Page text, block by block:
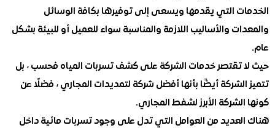
التي يقدمها ويسعى إلى توفيرها بكافة الوسائل
والأساليب اللازمة والمناسبة سواء للعميل أو للبيئة بشكل
تقتصر خدمات الشركة على كشف تسربات المياه فحسب ، بل
أيضًا بأنها أفضل شركة لتمديدات المجاري ، فضلًا عن
الأبرز لشفط المجاري.
من العوامل التي تدل على وجود تسربات مائية داخل